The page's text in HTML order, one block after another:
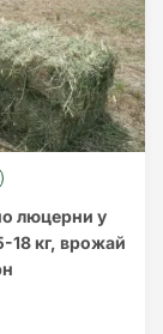
люцерни у
18 кг, врожай